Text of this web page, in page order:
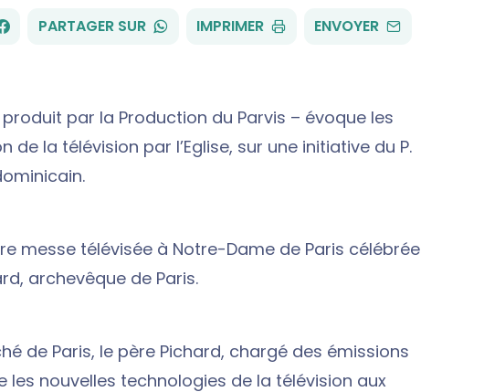
FACEBOOK
PARTAGER SUR WHATSAPP
IMPRIMER ENVOYER PAR
par la Production du Parvis – évoque les
de la télévision par l’Eglise, sur une initiative du P.
messe télévisée à Notre-Dame de Paris célébrée
archevêque de Paris.
de Paris, le père Pichard, chargé des émissions
les nouvelles technologies de la télévision aux